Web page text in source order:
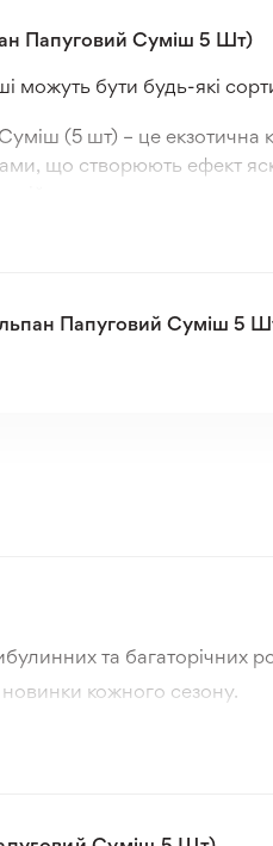
Папуговий Суміш 5 Шт)
можуть бути будь-які
(5 шт) – це екзотична
що створюють ефект
на сонячних
Папуговий Суміш 5
та багаторічних
новинки кожного сезону.
Співпадіння фотографії